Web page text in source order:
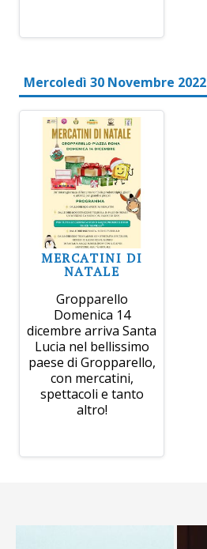
Mercoledì 30 Novembre 2022
MERCATINI DI
NATALE
Gropparello
Domenica 14
dicembre arriva Santa
Lucia nel bellissimo
paese di Gropparello,
con mercatini,
spettacoli e tanto
altro!